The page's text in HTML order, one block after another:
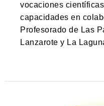
vocaciones
capacidades en
Profesorado de Las
Lanzarote y La